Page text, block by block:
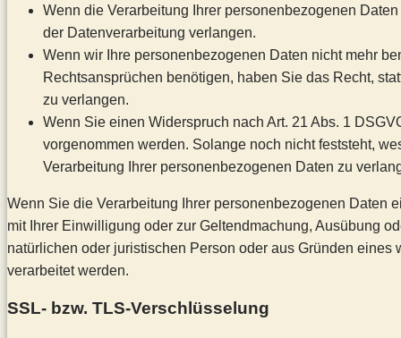
Wenn die Verarbeitung Ihrer personenbezogenen
der Datenverarbeitung verlangen.
Wenn wir Ihre personenbezogenen Daten nicht mehr
Rechtsansprüchen benötigen, haben Sie das Recht,
zu verlangen.
Wenn Sie einen Widerspruch nach Art. 21 Abs. 1
vorgenommen werden. Solange noch nicht feststeht,
Verarbeitung Ihrer personenbezogenen Daten zu
Wenn Sie die Verarbeitung Ihrer personenbezogenen Daten
mit Ihrer Einwilligung oder zur Geltendmachung, Ausübung
natürlichen oder juristischen Person oder aus Gründen
verarbeitet werden.
SSL- bzw. TLS-Verschlüsselung